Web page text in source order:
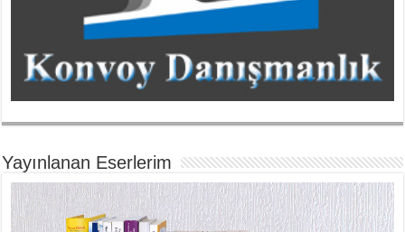
Yayınlanan Eserlerim